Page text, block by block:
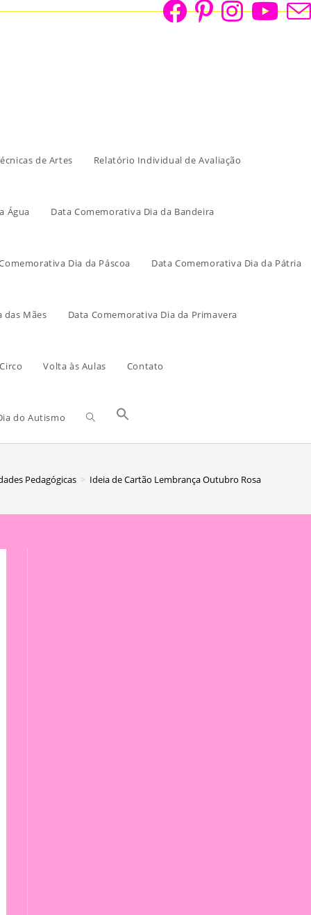
de Artes Relatório Individual de Avaliação
Água Data Comemorativa Dia da Bandeira
Dia da Páscoa Data Comemorativa Dia da Pátria
das Mães Data Comemorativa Dia da Primavera
Volta às Aulas Contato
do Autismo
Pedagógicas > Ideia de Cartão Lembrança Outubro Rosa